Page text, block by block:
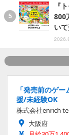
『
800
い
「発売前のゲ
援/未経験OK
株式会社enrich
大阪府